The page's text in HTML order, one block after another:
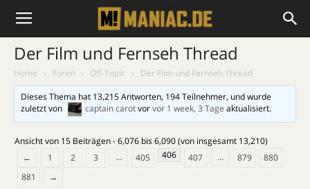
Der Film und Fernseh Thread
Home › Foren › Off-Topic ›
Der Film und Fernseh Thread
Dieses Thema hat 13,215 Antworten, 194 Teilnehmer, und wurde
zuletzt von
captain carotvorvor 1 week, 3 Tage aktualisiert.
Ansicht von 15 Beiträgen - 6,076 bis 6,090 (von insgesamt 13,210)
←
1 2 3 … 405 406 407 … 879
880
881
→